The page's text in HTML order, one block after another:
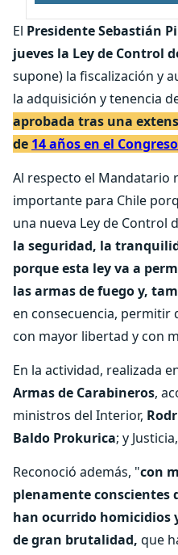
El Presidente Sebastián
jueves la Ley de Control
supone) la fiscalización y
la adquisición y tenencia
aprobada tras una
de 14 años en el Congreso
Al respecto el Mandatario
importante para Chile
una nueva Ley de Control
la seguridad, la
porque esta ley va a
las armas de fuego y,
en consecuencia, permitir
con mayor libertad y con
En la actividad, realizada
Armas de Carabineros,
ministros del Interior,
Baldo Prokurica; y Justicia,
Reconoció además, "con
plenamente conscientes
han ocurrido homicidios
de gran brutalidad, que